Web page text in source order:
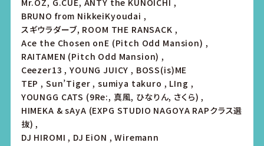
Mr.OZ, G.CUE, ANTY the KUNOICHI ,
BRUNO from NikkeiKyoudai ,
スギウラダーブ, ROOM THE RANSACK ,
Ace the Chosen onE (Pitch Odd Mansion) ,
RAITAMEN (Pitch Odd Mansion) ,
Ceezer13 , YOUNG JUICY , BOSS(is)ME
TEP , Sun’Tiger , sumiya takuro , LIng ,
YOUNGG CATS (9Re:, 真風, ひなりん, さくら) ,
HIMEKA & sAyA (EXPG STUDIO NAGOYA RAPクラス選
抜) ,
DJ HIROMI , DJ EiON , Wiremann